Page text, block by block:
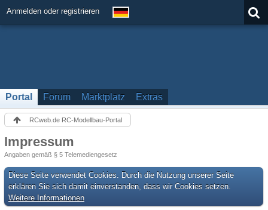
Anmelden oder registrieren
Portal Forum Marktplatz Extras
RCweb.de RC-Modellbau-Portal
Impressum
Angaben gemäß § 5 Telemediengesetz
Diese Seite verwendet Cookies. Durch die Nutzung unserer Seite
erklären Sie sich damit einverstanden, dass wir Cookies setzen.
Weitere Informationen